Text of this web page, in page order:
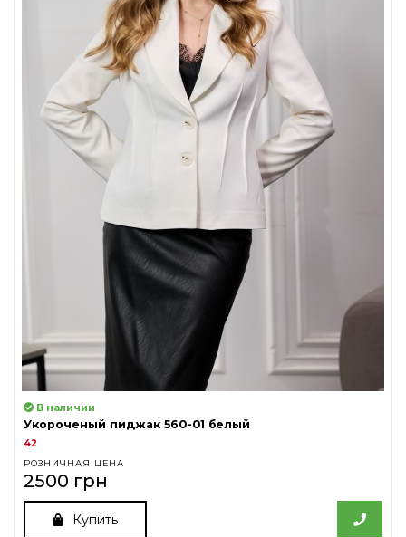
В наличии
Укороченый пиджак 560-01 белый
42
РОЗНИЧНАЯ ЦЕНА
2500 грн
Купить